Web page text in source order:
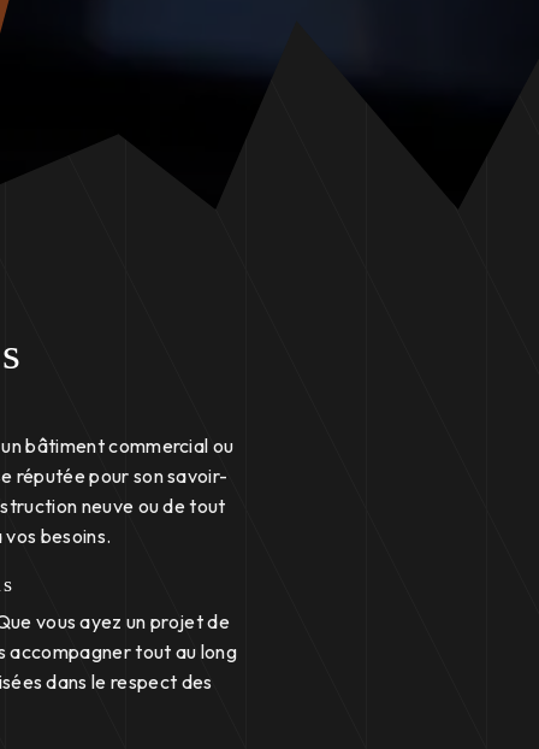
bâtiment commercial ou
réputée pour son savoir-
neuve ou de tout
besoins.
vous ayez un projet de
accompagner tout au long
dans le respect des